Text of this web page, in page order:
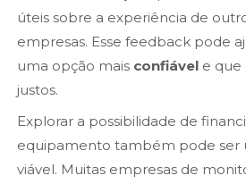
úteis sobre a experiência de
empresas. Esse feedback pode
uma opção mais confiável e que
justos.
Explorar a possibilidade de
equipamento também pode ser
viável. Muitas empresas de